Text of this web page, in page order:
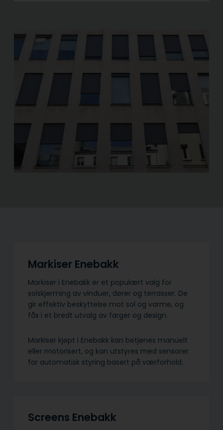
Markiser Enebakk
Markiser i Enebakk er et populært valg for
solskjerming av vinduer, dører og terrasser. De
gir effektiv beskyttelse mot sol og varme, og
fås i et bredt utvalg av farger og design.
Markiser kjøpt i Enebakk kan betjenes manuelt
eller motorisert, og kan utstyres med sensorer
for automatisk styring basert på værforhold.
Screens Enebakk